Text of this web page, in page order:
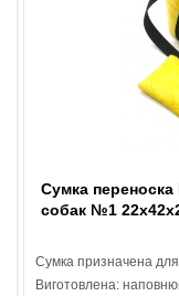
Сумка
собак №1
Сумка призначена для
Виготовлена: